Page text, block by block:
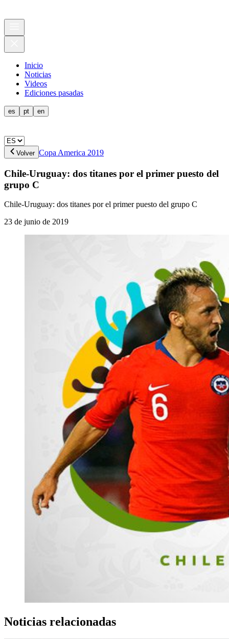
Inicio
Noticias
Videos
Ediciones pasadas
es pt en
Volver Copa America 2019
Chile-Uruguay: dos titanes por el primer puesto del
grupo C
Chile-Uruguay: dos titanes por el primer puesto del grupo C
23 de junio de 2019
Noticias relacionadas